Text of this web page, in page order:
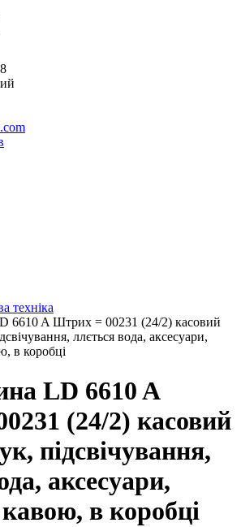
техніка
6610 A Штрих = 00231 (24/2) касовий
ллється вода, аксесуари,
в коробці
LD 6610 A
(24/2) касовий
підсвічування,
аксесуари,
в коробці